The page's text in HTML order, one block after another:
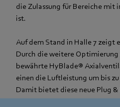
die Zulassung für Bereiche
ist.
Auf dem Stand in Halle 7 zeigt
Durch die weitere
bewährte HyBlade®
einen die Luftleistung um bis
Damit bietet diese neue Plug